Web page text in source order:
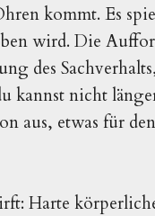
kommt. Es
wird. Die
des
kannst nicht
aus, etwas für
Harte